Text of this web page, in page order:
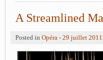
A Streamlined
Posted in Opéra - 29 juillet 2011